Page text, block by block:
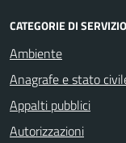
CATEGORIE DI SERVIZIO
Ambiente
Anagrafe e stato
Appalti pubblici
Autorizzazioni